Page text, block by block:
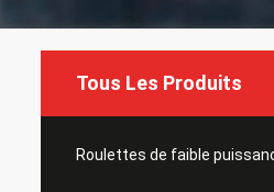
Tous Les Produits
Roulettes de faible